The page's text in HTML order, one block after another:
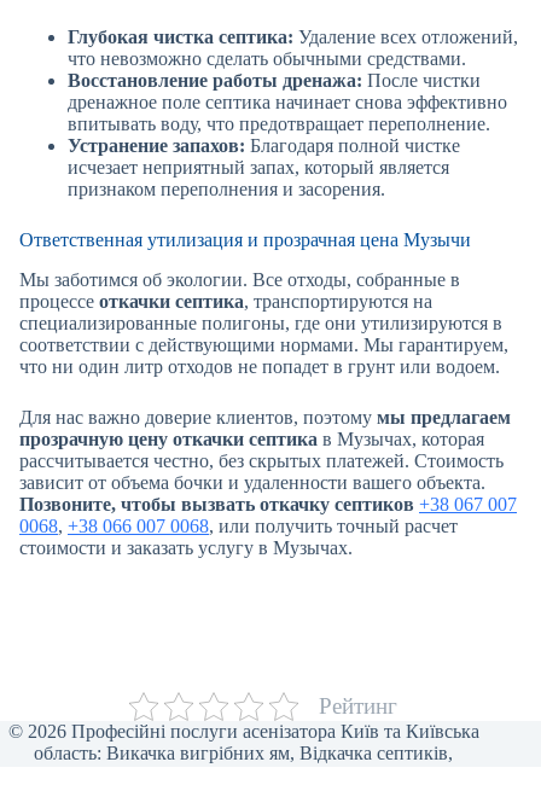
Глубокая чистка септика: Удаление всех отложений,
что невозможно сделать обычными средствами.
Восстановление работы дренажа: После чистки
дренажное поле септика начинает снова эффективно
впитывать воду, что предотвращает переполнение.
Устранение запахов: Благодаря полной чистке
исчезает неприятный запах, который является
признаком переполнения и засорения.
Ответственная утилизация и прозрачная цена Музычи
Мы заботимся об экологии. Все отходы, собранные в
процессе откачки септика, транспортируются на
специализированные полигоны, где они утилизируются в
соответствии с действующими нормами. Мы гарантируем,
что ни один литр отходов не попадет в грунт или водоем.
Для нас важно доверие клиентов, поэтому мы предлагаем
прозрачную цену откачки септика в Музычах, которая
рассчитывается честно, без скрытых платежей. Стоимость
зависит от объема бочки и удаленности вашего объекта.
Позвоните, чтобы вызвать откачку септиков +38 067 007
0068, +38 066 007 0068, или получить точный расчет
стоимости и заказать услугу в Музычах.
Рейтинг
© 2026 Професійні послуги асенізатора Київ та Київська
область: Викачка вигрібних ям, Відкачка септиків,